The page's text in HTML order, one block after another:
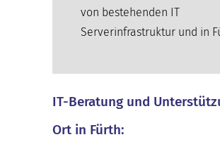
von bestehenden IT
Serverinfrastruktur und in
IT-Beratung und
Ort in Fürth: